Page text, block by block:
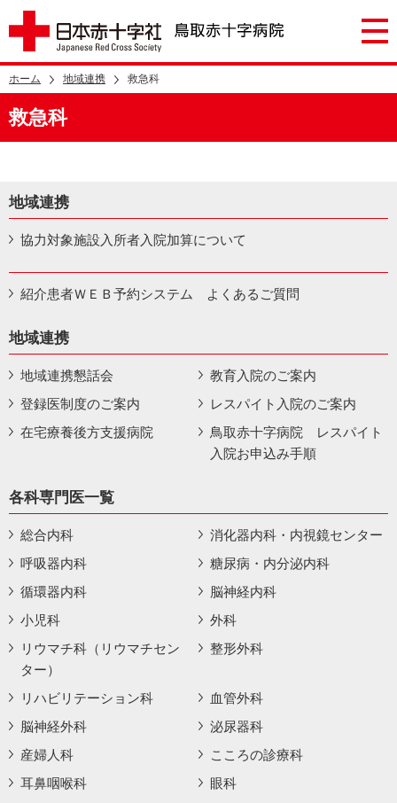
ホーム 地域連携 救急科
救急科
地域連携
協力対象施設入所者入院加算について
紹介患者ＷＥＢ予約システム よくあるご質問
地域連携
地域連携懇話会
教育入院のご案内
登録医制度のご案内
レスパイト入院のご案内
在宅療養後方支援病院
鳥取赤十字病院 レスパイト
入院お申込み手順
各科専門医一覧
総合内科
消化器内科・内視鏡センター
呼吸器内科
糖尿病・内分泌内科
循環器内科
脳神経内科
小児科
外科
リウマチ科（リウマチセン
ター）
整形外科
リハビリテーション科
血管外科
脳神経外科
泌尿器科
産婦人科
こころの診療科
耳鼻咽喉科
眼科